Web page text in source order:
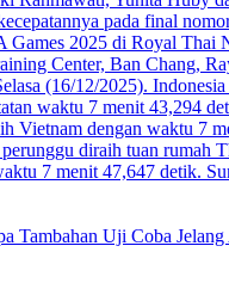
Tambahan Uji Coba Jelang